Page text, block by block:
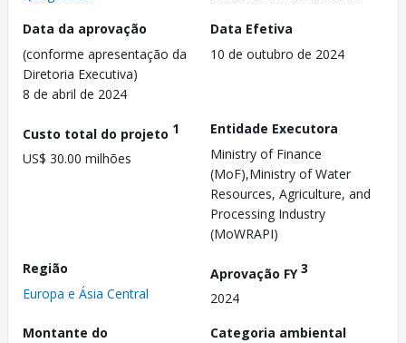
Data da aprovação
(conforme apresentação da
Diretoria Executiva)
8 de abril de 2024
Data Efetiva
10 de outubro de 2024
Custo total do projeto 1
US$ 30.00 milhões
Entidade Executora
Ministry of Finance
(MoF),Ministry of Water
Resources, Agriculture, and
Processing Industry
(MoWRAPI)
Região
Europa e Ásia Central
Aprovação FY3
2024
Montante do
Categoria ambiental